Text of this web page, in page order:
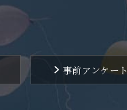
事前アンケート